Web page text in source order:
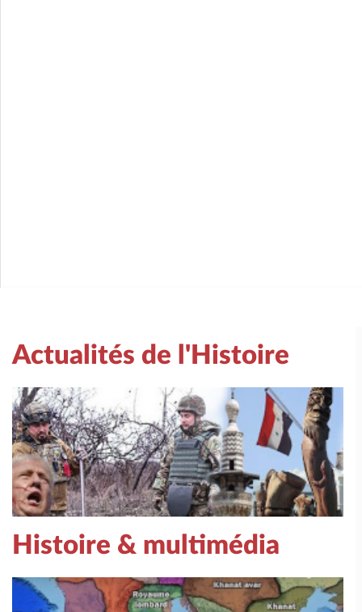
Actualités de l'Histoire
Histoire & multimédia